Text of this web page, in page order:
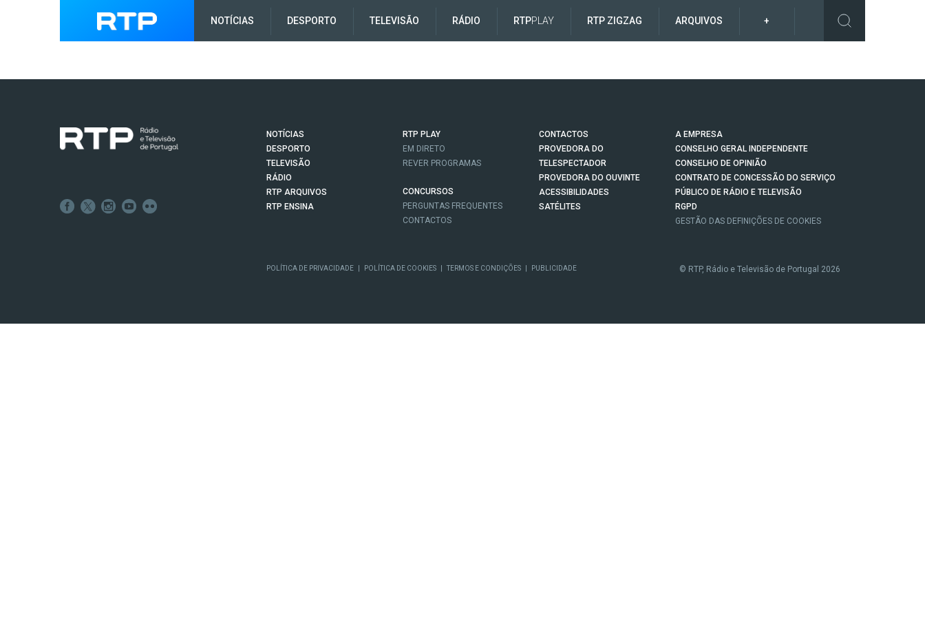
NOTÍCIAS DESPORTO TELEVISÃO RÁDIO RTPPLAY RTP ZIGZAG ARQUIVOS +
NOTÍCIAS
DESPORTO
TELEVISÃO
RÁDIO
RTP ARQUIVOS
RTP ENSINA
RTP PLAY
EM DIRETO
REVER PROGRAMAS
CONCURSOS
PERGUNTAS FREQUENTES
CONTACTOS
CONTACTOS
PROVEDORA DO
TELESPECTADOR
PROVEDORA DO OUVINTE
ACESSIBILIDADES
SATÉLITES
A EMPRESA
CONSELHO GERAL INDEPENDENTE
CONSELHO DE OPINIÃO
CONTRATO DE CONCESSÃO DO SERVIÇO
PÚBLICO DE RÁDIO E TELEVISÃO
RGPD
GESTÃO DAS DEFINIÇÕES DE COOKIES
POLÍTICA DE PRIVACIDADE POLÍTICA DE COOKIES TERMOS E CONDIÇÕES PUBLICIDADE © RTP, Rádio e Televisão de Portugal 2026